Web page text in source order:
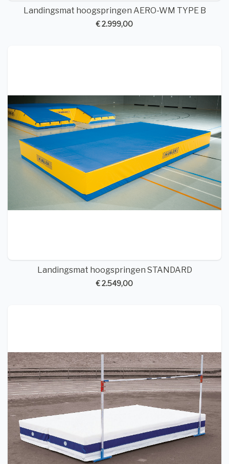
Landingsmat hoogspringen AERO-WM TYPE B
€ 2.999,00
Landingsmat hoogspringen STANDARD
€ 2.549,00